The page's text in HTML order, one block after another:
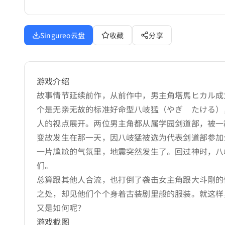
Singureo云盘 收藏 分享
游戏介绍
故事情节延续前作，从前作中，男主角塔馬ヒカル
个是无亲无故的标准好命型八岐猛（やぎ たける
人的视点展开。两位男主角都从属学园剑道部，被
变故发生在那一天，因八岐猛被选为代表剑道部参
一片尴尬的气氛里，地震突然发生了。回过神时，
们。
总算跟其他人合流，也打倒了袭击女主角跟大斗剛
之处，却见他们个个身着古装剧里般的服装。就这
又是如何呢？
游戏截图